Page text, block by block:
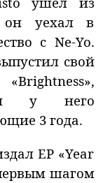
он уехал в
с Ne-Yo.
свой
у него
3 года.
EP «Year
шагом